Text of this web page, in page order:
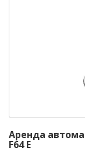
Аренда
F64 E